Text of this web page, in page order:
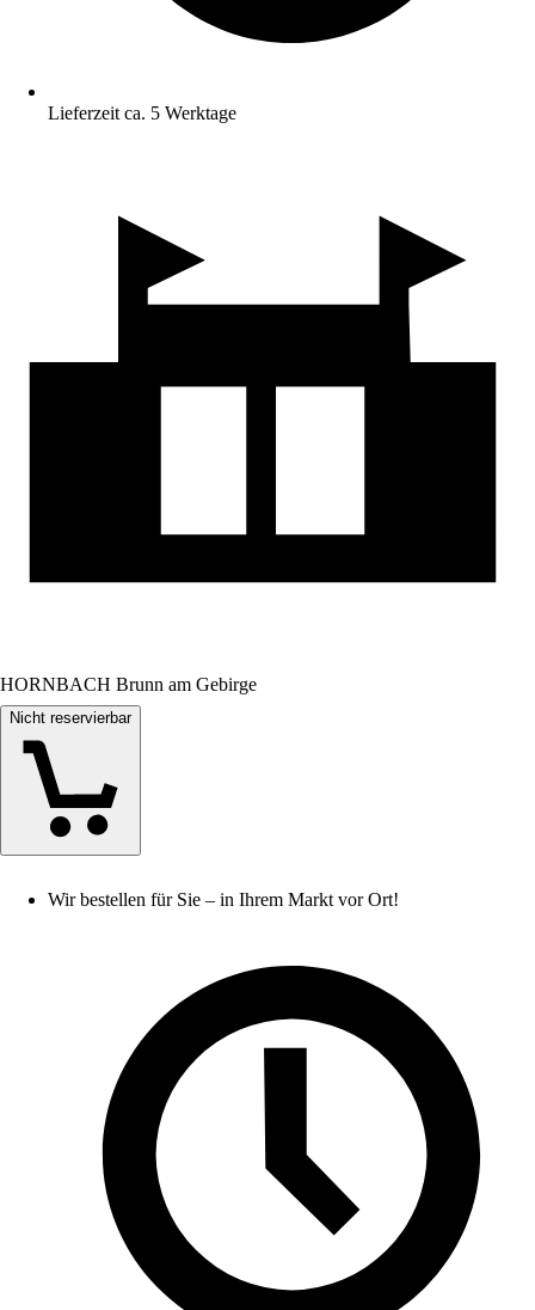
Lieferzeit ca. 5 Werktage
HORNBACH Brunn am Gebirge
Nicht reservierbar
Wir bestellen für Sie – in Ihrem Markt vor Ort!